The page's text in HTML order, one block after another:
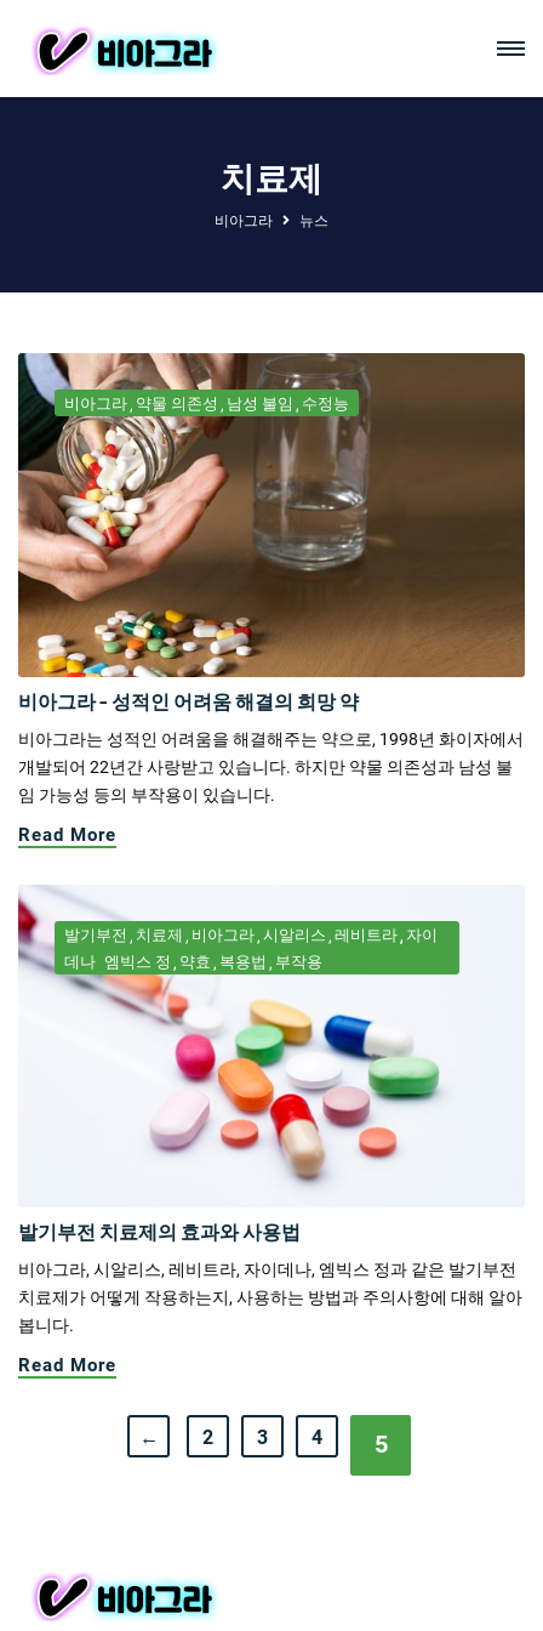
치료제
비아그라 뉴스
비아그라 약물 의존성 남성 불임 수정능
비아그라 - 성적인 어려움 해결의 희망 약
비아그라는 성적인 어려움을 해결해주는 약으로, 1998년 화이자에서
개발되어 22년간 사랑받고 있습니다. 하지만 약물 의존성과 남성 불
임 가능성 등의 부작용이 있습니다.
Read More
발기부전 치료제 비아그라 시알리스 레비트라 자이
데나 엠빅스 정 약효 복용법 부작용
발기부전 치료제의 효과와 사용법
비아그라, 시알리스, 레비트라, 자이데나, 엠빅스 정과 같은 발기부전
치료제가 어떻게 작용하는지, 사용하는 방법과 주의사항에 대해 알아
봅니다.
Read More
← 2 3 4 5